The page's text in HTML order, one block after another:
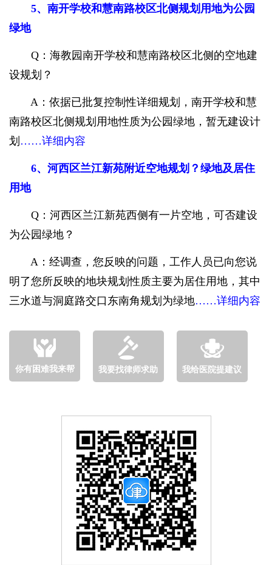
5、南开学校和慧南路校区北侧规划用地为公园
绿地
Q：海教园南开学校和慧南路校区北侧的空地建
设规划？
A：依据已批复控制性详细规划，南开学校和慧
南路校区北侧规划用地性质为公园绿地，暂无建设计
划 ……详细内容
6、河西区兰江新苑附近空地规划？绿地及居住
用地
Q：河西区兰江新苑西侧有一片空地，可否建设
为公园绿地？
A：经调查，您反映的问题，工作人员已向您说
明了您所反映的地块规划性质主要为居住用地，其中
三水道与洞庭路交口东南角规划为绿地……详细内容
你有困难我来帮 我要找律师求助 我给医院提建议